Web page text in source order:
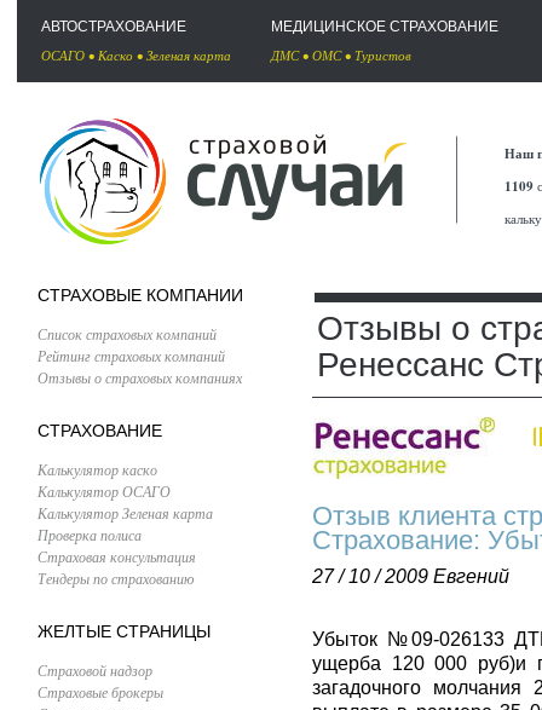
АВТОСТРАХОВАНИЕ
ОСАГО • Каско • Зеленая карта
МЕДИЦИНСКОЕ СТРАХОВАНИЕ
ДМС• ОМС• Туристов
Наш
1109
СТРАХОВЫЕ КОМПАНИИ
Список страховых компаний
Рейтинг страховых компаний
Отзывы о страховых компаниях
СТРАХОВАНИЕ
Калькулятор каско
Калькулятор ОСАГО
Калькулятор Зеленая карта
Проверка полиса
Страховая консультация
Тендеры по страхованию
ЖЕЛТЫЕ СТРАНИЦЫ
Страховой надзор
Страховые брокеры
Отзывы о
Ренессанс
Отзыв клиента
Страхование:
27 / 10 / 2009 Евгений
Убыток №09-026133
ущерба 120 000 руб)и
загадочного молчания